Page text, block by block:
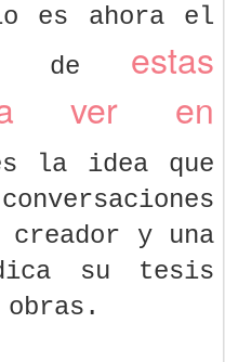
es ahora el
de estas
ver en
la idea que
y una
su tesis